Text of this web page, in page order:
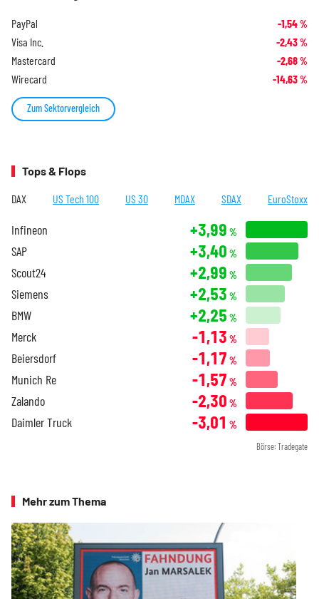
PayPal -1,54%
Visa Inc. -2,43%
Mastercard -2,68%
Wirecard -14,63%
Zum Sektorvergleich
Tops & Flops
DAX US Tech 100 US 30 MDAX SDAX EuroStoxx
Infineon +3,99 %
SAP +3,40 %
Scout24 +2,99 %
Siemens +2,53 %
BMW +2,25 %
Merck -1,13 %
Beiersdorf -1,17 %
Munich Re -1,57 %
Zalando -2,30 %
Daimler Truck -3,01 %
Börse: Tradegate
Mehr zum Thema